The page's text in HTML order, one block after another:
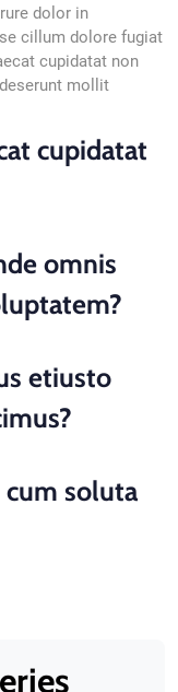
dolor in
cillum dolore fugiat
cupidatat non
mollit
cupidatat
omnis
etiusto
soluta